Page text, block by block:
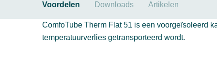
Voordelen Downloads Artikelen
ComfoTube Therm Flat 51 is een voorgeïsoleerd
temperatuurverlies getransporteerd wordt.